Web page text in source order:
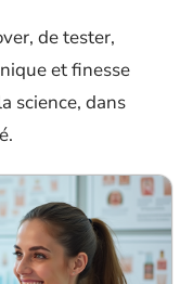
de tester,
et finesse
science, dans